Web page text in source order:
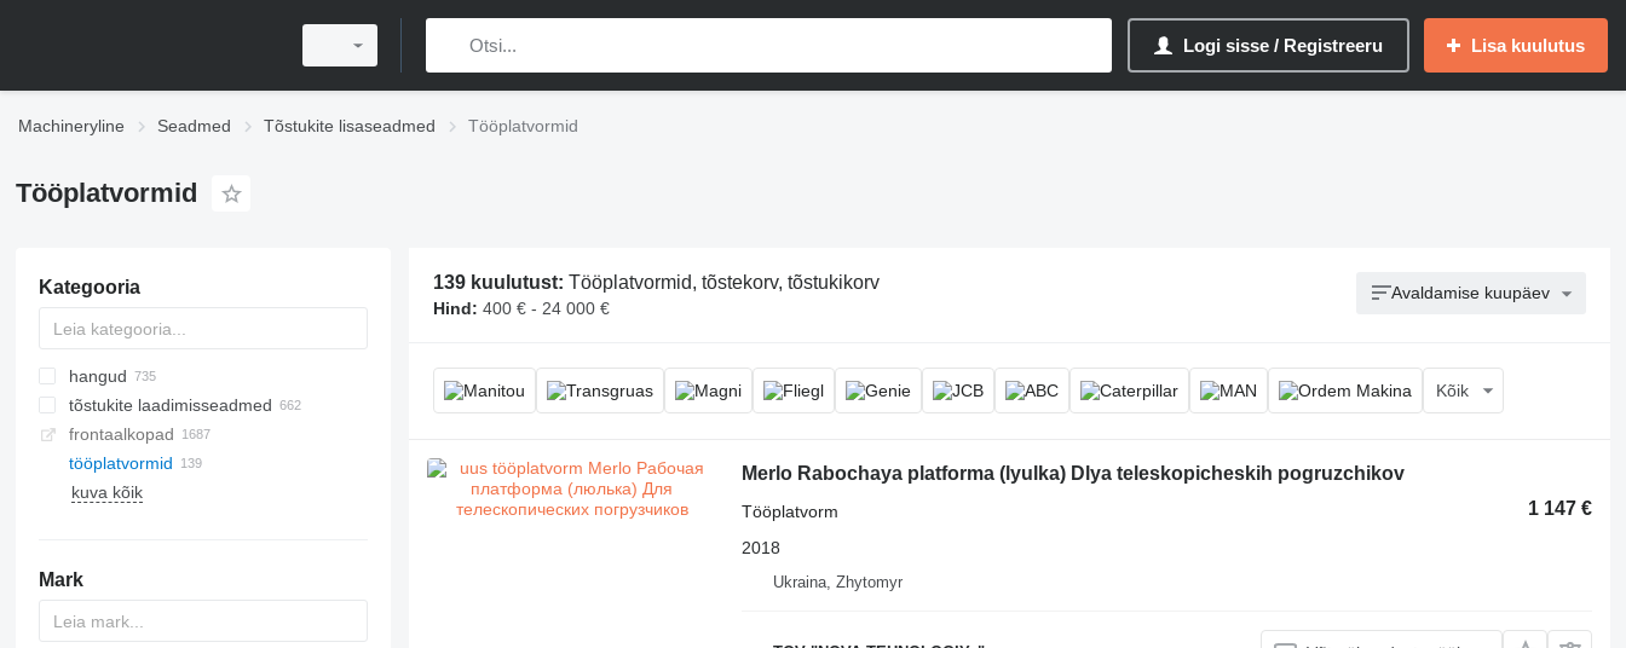
Logi sisse / Registreeru Lisa kuulutus
Machineryline Seadmed Tõstukite lisaseadmed Tööplatvormid
Tööplatvormid
Kategooria
hangud
tõstukite laadimisseadmed
frontaalkopad
tööplatvormid
kuva kõik
Mark
139 kuulutust: Tööplatvormid, tõstekorv, tõstukikorv
Hind: 400 € - 24 000 €
Avaldamise kuupäev
Kõik
Merlo Rabochaya platforma (lyulka) Dlya teleskopicheskih pogruzchikov
1 147 €
Tööplatvorm
2018
Ukraina, Zhytomyr